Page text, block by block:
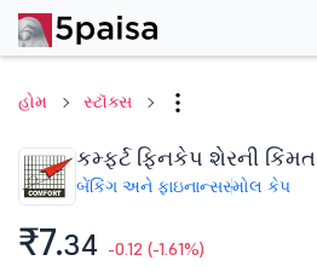
હોમ સ્ટૉક્સ
કમ્ફર્ટ ફિનકેપ શેરની કિંમત
બેંકિંગ અને ફાઇનાન્સસ્મોલ કેપ
₹7.34 -0.12 (-1.61%)
પરફોર્મન્સફાઇનાન્શિયલ્સ